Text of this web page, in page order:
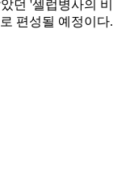
던 '셀럽병사의 비
편성될 예정이다.